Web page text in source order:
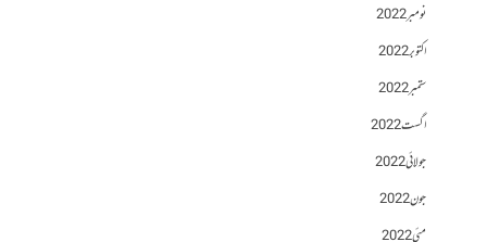
نومبر 2022
اکتوبر 2022
ستمبر 2022
اگست 2022
جولائی 2022
جون 2022